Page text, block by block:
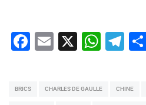
Facebook
Email
X
BRICS CHARLES DE GAULLE CHINE